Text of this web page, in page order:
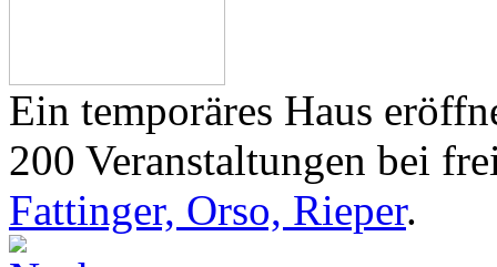
Ein temporäres Haus
200 Veranstaltungen bei
Fattinger, Orso, Rieper.